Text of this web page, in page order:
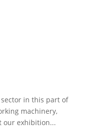
in this part of
machinery,
our exhibition...